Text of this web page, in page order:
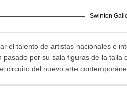
Swinton
el talento de artistas nacionales e
por su sala figuras de la
circuito del nuevo arte